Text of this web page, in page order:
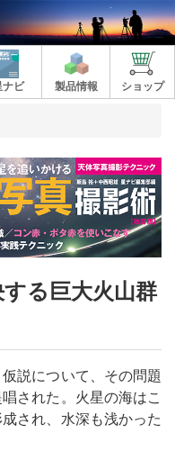
ビ 製品情報 ショップ
る巨大火山群
説について、その問題
された。火星の海はこ
され、水深も浅かった